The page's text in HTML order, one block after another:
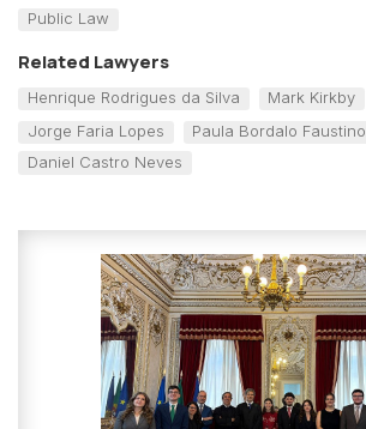
Public Law
Related Lawyers
Henrique Rodrigues da Silva
Mark Kirkby
Jorge Faria Lopes
Paula Bordalo Faustino
Daniel Castro Neves